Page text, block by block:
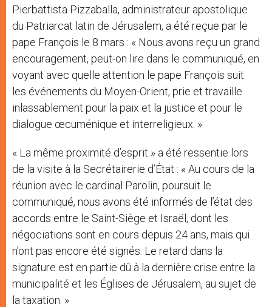
Pierbattista Pizzaballa, administrateur apostolique
du Patriarcat latin de Jérusalem, a été reçue par le
pape François le 8 mars : « Nous avons reçu un grand
encouragement, peut-on lire dans le communiqué, en
voyant avec quelle attention le pape François suit
les événements du Moyen-Orient, prie et travaille
inlassablement pour la paix et la justice et pour le
dialogue œcuménique et interreligieux. »
« La même proximité d’esprit » a été ressentie lors
de la visite à la Secrétairerie d’État : « Au cours de la
réunion avec le cardinal Parolin, poursuit le
communiqué, nous avons été informés de l’état des
accords entre le Saint-Siège et Israël, dont les
négociations sont en cours depuis 24 ans, mais qui
n’ont pas encore été signés. Le retard dans la
signature est en partie dû à la dernière crise entre la
municipalité et les Églises de Jérusalem, au sujet de
la taxation. »